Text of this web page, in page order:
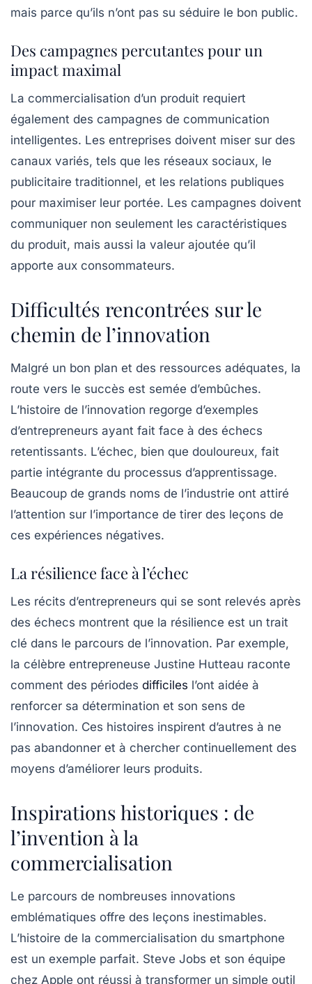
mais parce qu’ils n’ont pas su séduire le bon public.
Des campagnes percutantes pour un
impact maximal
La commercialisation d’un produit requiert
également des campagnes de communication
intelligentes. Les entreprises doivent miser sur des
canaux variés, tels que les réseaux sociaux, le
publicitaire traditionnel, et les relations publiques
pour maximiser leur portée. Les campagnes doivent
communiquer non seulement les caractéristiques
du produit, mais aussi la valeur ajoutée qu’il
apporte aux consommateurs.
Difficultés rencontrées sur le
chemin de l’innovation
Malgré un bon plan et des ressources adéquates, la
route vers le succès est semée d’embûches.
L’histoire de l’innovation regorge d’exemples
d’entrepreneurs ayant fait face à des échecs
retentissants. L’échec, bien que douloureux, fait
partie intégrante du processus d’apprentissage.
Beaucoup de grands noms de l’industrie ont attiré
l’attention sur l’importance de tirer des leçons de
ces expériences négatives.
La résilience face à l’échec
Les récits d’entrepreneurs qui se sont relevés après
des échecs montrent que la résilience est un trait
clé dans le parcours de l’innovation. Par exemple,
la célèbre entrepreneuse Justine Hutteau raconte
comment des périodes difficiles l’ont aidée à
renforcer sa détermination et son sens de
l’innovation. Ces histoires inspirent d’autres à ne
pas abandonner et à chercher continuellement des
moyens d’améliorer leurs produits.
Inspirations historiques : de
l’invention à la
commercialisation
Le parcours de nombreuses innovations
emblématiques offre des leçons inestimables.
L’histoire de la commercialisation du smartphone
est un exemple parfait. Steve Jobs et son équipe
chez Apple ont réussi à transformer un simple outil